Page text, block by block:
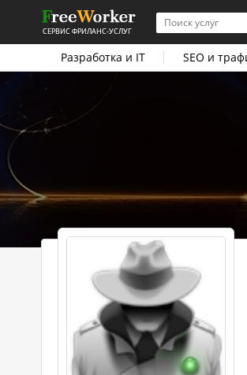
СЕРВИС ФРИЛАНС-УСЛУГ
Разработка и IT SEO и